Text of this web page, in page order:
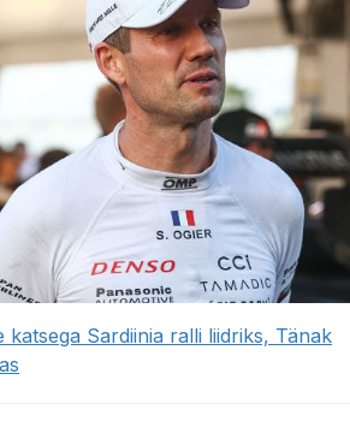
katsega Sardiinia ralli liidriks, Tänak